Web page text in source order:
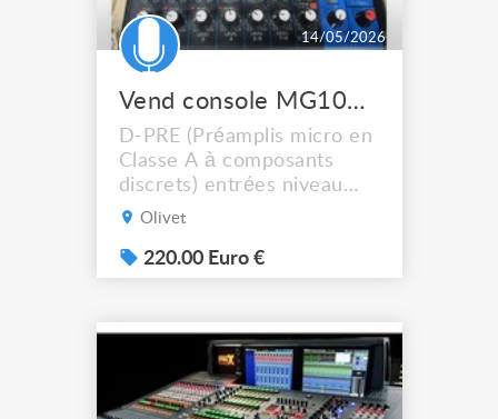
14/05/2026
Vend console MG10XU Yamaha
D-PRE (Préamplis micro en
Classe A à composants
discrets) entrées niveau
micro ou ligne (XLR/jack
Phantom +48V Canaux 1 à
4 avec compresseur
passe haut et pad
atténuateur de 26 dB
Section d’effets intégrée
avec 24 paramètres 3x
Olivet
220.00 Euro €